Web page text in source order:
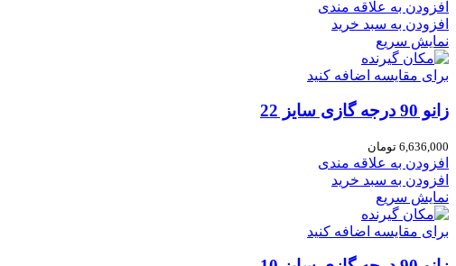
افزودن به علاقه مندی
افزودن به سبد خرید
نمایش سریع
برای مقایسه اضافه کنید
زانو 90 درجه گازی سایز 22
6,636,000 تومان
افزودن به علاقه مندی
افزودن به سبد خرید
نمایش سریع
برای مقایسه اضافه کنید